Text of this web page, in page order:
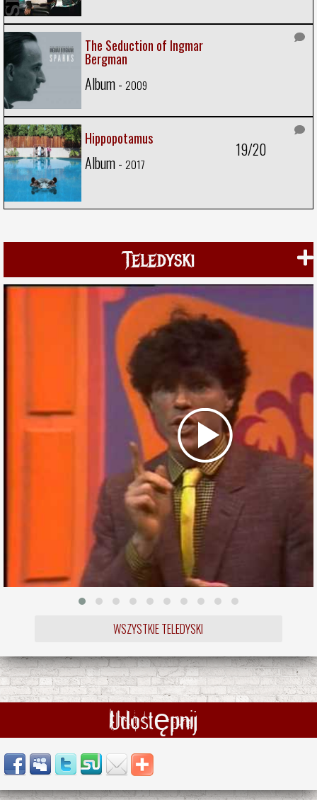
The Seduction of Ingmar
Bergman
Album - 2009
Hippopotamus
Album - 2017
19/20
Teledyski
WSZYSTKIE TELEDYSKI
Udostępnij